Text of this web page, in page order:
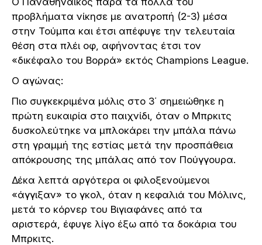
προβλήματα νίκησε με ανατροπή (2-3) μέσα
στην Τούμπα και έτσι απέφυγε την τελευταία
θέση στα πλέι οφ, αφήνοντας έτσι τον
«δικέφαλο του Βορρά» εκτός Champions League.
Ο αγώνας:
Πιο συγκεκριμένα μόλις στο 3΄ σημειώθηκε η
πρώτη ευκαιρία στο παιχνίδι, όταν ο Μπρκιτς
δυσκολεύτηκε να μπλοκάρει την μπάλα πάνω
στη γραμμή της εστίας μετά την προσπάθεια
απόκρουσης της μπάλας από τον Πούγγουρα.
Δέκα λεπτά αργότερα οι φιλοξενούμενοι
«άγγιξαν» το γκολ, όταν η κεφαλιά του Μόλινς,
μετά το κόρνερ του Βιγιαφάνες από τα
αριστερά, έφυγε λίγο έξω από τα δοκάρια του
Μπρκιτς.